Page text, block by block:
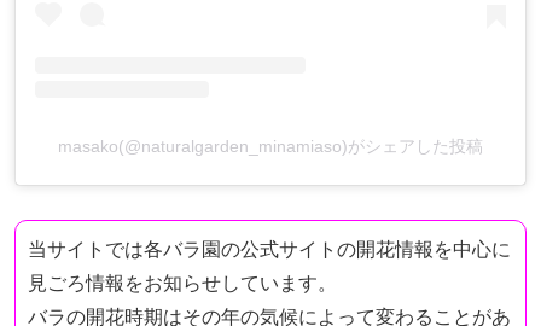
masako(@naturalgarden_minamiaso)がシェアした投稿
当サイトでは各バラ園の公式サイトの開花情報を中心に
見ごろ情報をお知らせしています。
バラの開花時期はその年の気候によって変わることがあ